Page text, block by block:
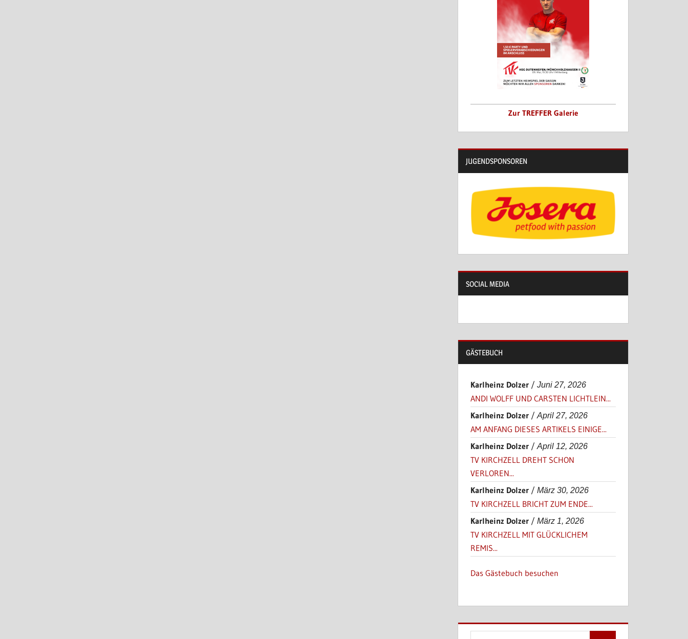
Zur TREFFER Galerie
JUGENDSPONSOREN
SOCIAL MEDIA
GÄSTEBUCH
Karlheinz Dolzer /Juni 27, 2026
ANDI WOLFF UND CARSTEN LICHTLEIN...
Karlheinz Dolzer /April 27, 2026
AM ANFANG DIESES ARTIKELS EINIGE...
Karlheinz Dolzer /April 12, 2026
TV KIRCHZELL DREHT SCHON
VERLOREN...
Karlheinz Dolzer /März 30, 2026
TV KIRCHZELL BRICHT ZUM ENDE...
Karlheinz Dolzer /März 1, 2026
TV KIRCHZELL MIT GLÜCKLICHEM
REMIS...
Das Gästebuch besuchen